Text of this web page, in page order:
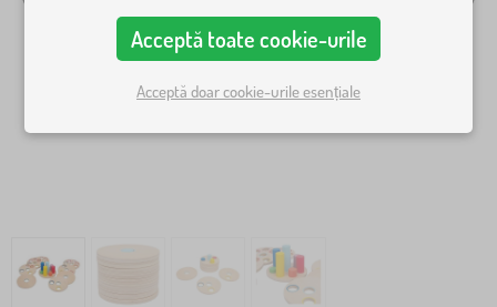
Acceptă toate cookie-urile
Acceptă doar cookie-urile esențiale